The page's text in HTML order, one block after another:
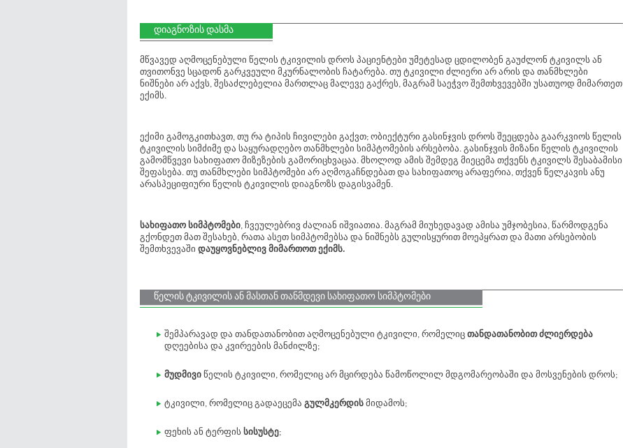
დიაგნოზის დასმა
მწვავედ აღმოცენებული წელის ტკივილის დროს პაციენტები უმეტესად ცდილობენ გაუძლონ ტკივილს ან
თვითონვე სცადონ გარკვეული მკურნალობის ჩატარება. თუ ტკივილი ძლიერი არ არის და თანმხლები
ნიშნები არ აქვს, შესაძლებელია მართლაც მალევე გაქრეს, მაგრამ საეჭვო შემთხვევებში უსათუოდ მიმართეთ
ექიმს.
ექიმი გამოგკითხავთ, თუ რა ტიპის ჩივილები გაქვთ; ობიექტური გასინჯვის დროს შეეცდება გაარკვიოს წელის
ტკივილის სიმძიმე და საყურადღებო თანმხლები სიმპტომების არსებობა. გასინჯვის მიზანი წელის ტკივილის
გამომწვევი სახიფათო მიზეზების გამორიცხვაცაა. მხოლოდ ამის შემდეგ მიეცემა თქვენს ტკივილს შესაბამისი
შეფასება. თუ თანმხლები სიმპტომები არ აღმოგაჩნდებათ და სახიფათოც არაფერია, თქვენ წელკავის ანუ
არასპეციფიური წელის ტკივილის დიაგნოზს დაგისვამენ.
სახიფათო სიმპტომები, ჩვეულებრივ ძალიან იშვიათია. მაგრამ მიუხედავად ამისა უმჯობესია, წარმოდგენა
გქონდეთ მათ შესახებ, რათა ასეთ სიმპტომებსა და ნიშნებს გულისყურით მოეპყრათ და მათი არსებობის
შემთხვევაში დაუყოვნებლივ მიმართოთ ექიმს.
წელის ტკივილის ან მასთან თანმდევი სახიფათო სიმპტომები
შემპარავად და თანდათანობით აღმოცენებული ტკივილი, რომელიც თანდათანობით ძლიერდება
დღეებისა და კვირეების მანძილზე;
მუდმივი წელის ტკივილი, რომელიც არ მცირდება წამოწოლილ მდგომარეობაში და მოსვენების დროს;
ტკივილი, რომელიც გადაეცემა გულმკერდის მიდამოს;
ფეხის ან ტერფის სისუსტე;